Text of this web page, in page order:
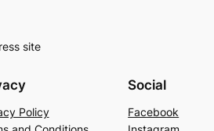
site
Policy
Social
Facebook